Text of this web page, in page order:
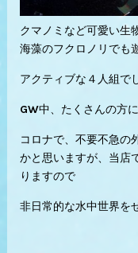
クマノミなど可愛い生
海藻のフクロノリでも
アクティブな４人組
GW中、たくさんの方
コロナで、不要不急の
かと思いますが、当店
りますので
非日常的な水中世界を